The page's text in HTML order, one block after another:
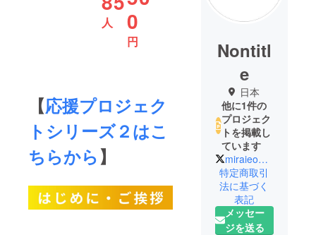
人
0
円
【応援プロジェク
トシリーズ２はこ
ちらから】
Nontitl
e
日本
他に1件の
プロジェク
トを掲載し
ています
miraieofficial1
特定商取引
法に基づく
表記
メッセー
ジを送る